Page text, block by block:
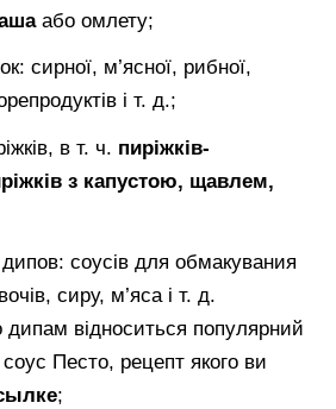
або омлету;
сирної, м’ясної, рибної,
і т. д.;
в т. ч. пиріжків-
з капустою, щавлем,
дипов: соусів для обмакувания
сиру, м’яса і т. д.
дипам відноситься популярний
соус Песто, рецепт якого ви
;